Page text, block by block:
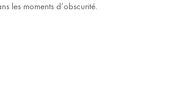
les moments d’obscurité.